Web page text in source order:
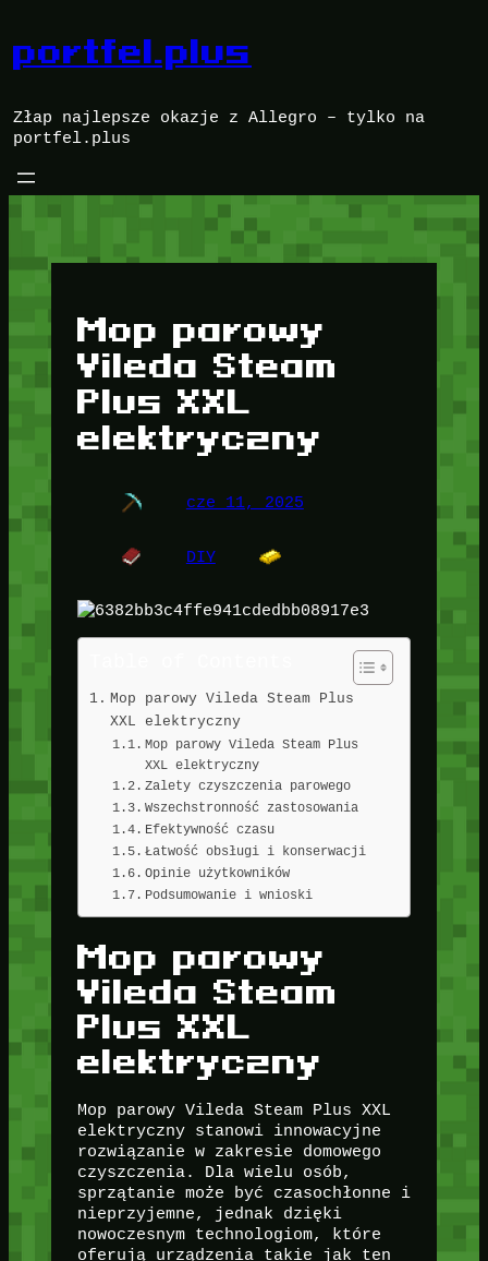
treści
portfel.plus
Złap najlepsze okazje z Allegro – tylko na
portfel.plus
Mop parowy
Vileda Steam
Plus XXL
elektryczny
cze 11, 2025
DIY
Mop parowy Vileda Steam Plus
XXL elektryczny
Mop parowy Vileda Steam Plus
XXL elektryczny
Zalety czyszczenia parowego
Wszechstronność zastosowania
Efektywność czasu
Łatwość obsługi i konserwacji
Opinie użytkowników
Podsumowanie i wnioski
Mop parowy
Vileda Steam
Plus XXL
elektryczny
Mop parowy Vileda Steam Plus XXL
elektryczny stanowi innowacyjne
rozwiązanie w zakresie domowego
czyszczenia. Dla wielu osób,
sprzątanie może być czasochłonne i
nieprzyjemne, jednak dzięki
nowoczesnym technologiom, które
oferują urządzenia takie jak ten